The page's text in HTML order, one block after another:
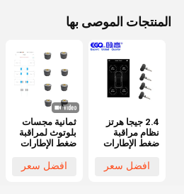
المنتجات الموصى بها
2.4 جيجا هرتز
نظام مراقبة
ضغط الإطارات
افضل سعر
ثمانية مجسات
بلوتوث لمراقبة
ضغط الإطارات
افضل سعر